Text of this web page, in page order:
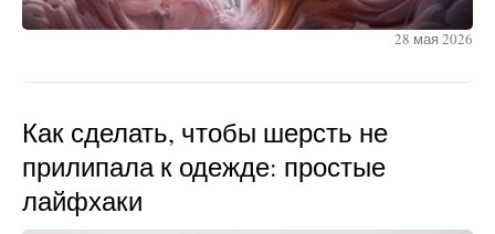
28 мая 2026
Как сделать, чтобы шерсть не
прилипала к одежде: простые
лайфхаки